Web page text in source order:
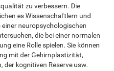
zu verbessern. Die
es Wissenschaftlern und
neuropsychologischen
die bei einer normalen
eine Rolle spielen. Sie können
mit der Gehirnplastizität,
der kognitiven Reserve usw.